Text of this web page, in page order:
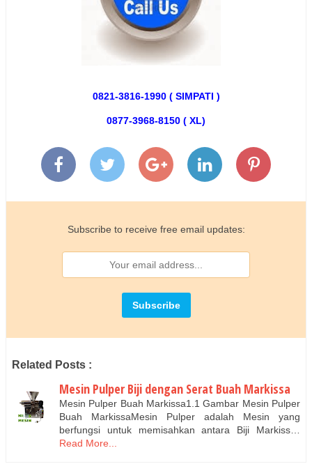
0821-3816-1990 ( SIMPATI )
0877-3968-8150 ( XL)
Subscribe to receive free email updates:
Related Posts :
Mesin Pulper Biji dengan Serat Buah Markissa
Mesin Pulper Buah Markissa1.1 Gambar Mesin Pulper
Buah MarkissaMesin Pulper adalah Mesin yang
berfungsi untuk memisahkan antara Biji Markiss…
Read More...